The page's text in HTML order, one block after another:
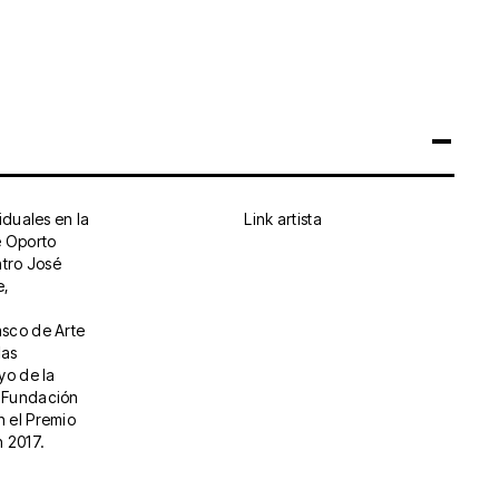
en la
Oporto
José
de Arte
de la
el Premio
Link artista